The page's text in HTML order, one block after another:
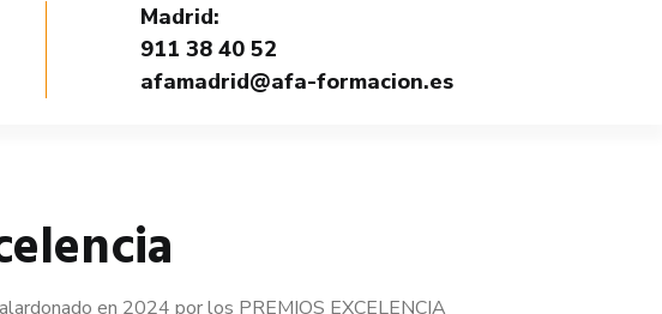
Madrid:
911 38 40 52
afamadrid@afa-formacion.es
en 2024 por los PREMIOS EXCELENCIA